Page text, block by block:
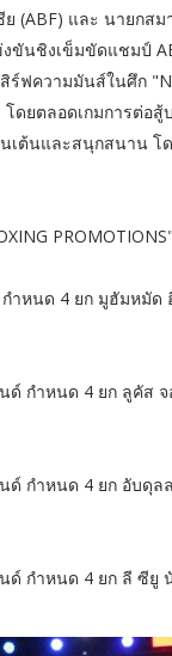
(ABF) และ นายกส
งขันชิงเข็มขัดแชมป์
ฟความมันส์ในศึก
ดยตลอดเกมการต่อ
เต้นและสนุกสนาน
ำหนด 4 ยก มูฮัมห
นด์ กำหนด 4 ยก ลูคั
ด์ กำหนด 4 ยก อับดุ
ด์ กำหนด 4 ยก ลี ซี